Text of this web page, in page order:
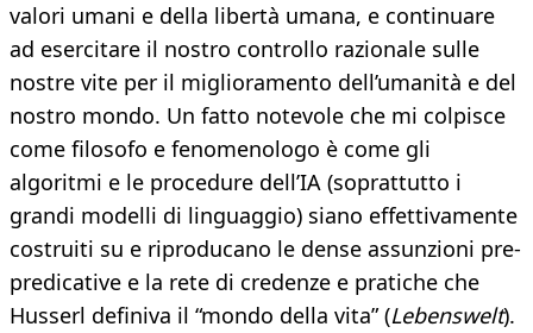
valori umani e della libertà umana, e continuare
ad esercitare il nostro controllo razionale sulle
nostre vite per il miglioramento dell’umanità e del
nostro mondo. Un fatto notevole che mi colpisce
come filosofo e fenomenologo è come gli
algoritmi e le procedure dell’IA (soprattutto i
grandi modelli di linguaggio) siano effettivamente
costruiti su e riproducano le dense assunzioni pre-
predicative e la rete di credenze e pratiche che
Husserl definiva il “mondo della vita” (Lebenswelt).